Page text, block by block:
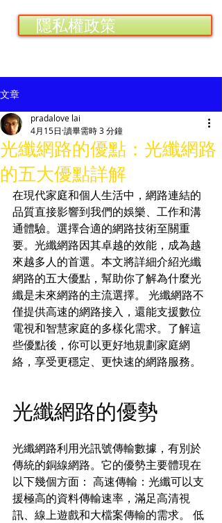
隱私權政策
文章
光纖網路的優點：光纖網路
的五大優點詳解
pradalove lai
4月15日 讀畢需時 3 分鐘
在現代家庭和個人生活中，網路連結的
品質直接影響到我們的娛樂、工作和溝
通體驗。選擇合適的網路技術至關重
要。光纖網路因其卓越的效能，成為越
來越多人的首選。本文將詳細介紹光纖
網路的五大優點，幫助你了解為什麼光
纖是未來網路的主流選擇。 光纖網路不
僅提供高速的網路接入，還能支援數位
電視和智慧家庭的多樣化需求。了解這
些優點後，你可以更好地規劃家庭網
絡，享受更穩定、更快速的網路服務。
光纖網路的優勢
光纖網路利用光訊號傳輸數據，有別於
傳統的銅線網路。它的優勢主要體現在
以下幾個方面： 高速傳輸：光纖可以支
援極高的資料傳輸速率，滿足高清視
訊、線上遊戲和大檔案傳輸的需求。 低